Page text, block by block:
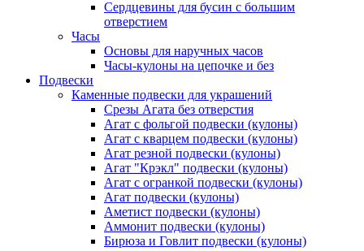
Сердцевины для бусин с большим
отверстием
Часы
Основы для наручных часов
Часы-кулоны на цепочке и без
Подвески
Каменные подвески для украшений
Срезы Агата без отверстия
Агат с фольгой подвески (кулоны)
Агат с кварцем подвески (кулоны)
Агат резной подвески (кулоны)
Агат "Крэкл" подвески (кулоны)
Агат с огранкой подвески (кулоны)
Агат подвески (кулоны)
Аметист подвески (кулоны)
Аммонит подвески (кулоны)
Бирюза и Говлит подвески (кулоны)